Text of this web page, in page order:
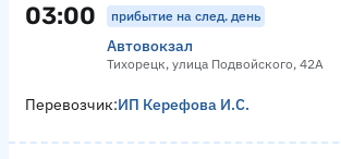
03:00 прибытие на след. день
Автовокзал
Тихорецк, улица Подвойского, 42А
Перевозчик:ИП Керефова И.С.